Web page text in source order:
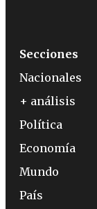
Secciones
Nacionales
+ análisis
Política
Economía
Mundo
País